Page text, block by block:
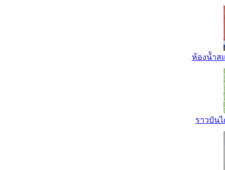
ห้องน้ำส
ราวบัน